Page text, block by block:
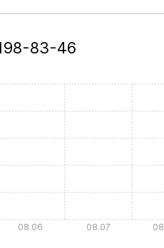
83-46
08.06 08.07